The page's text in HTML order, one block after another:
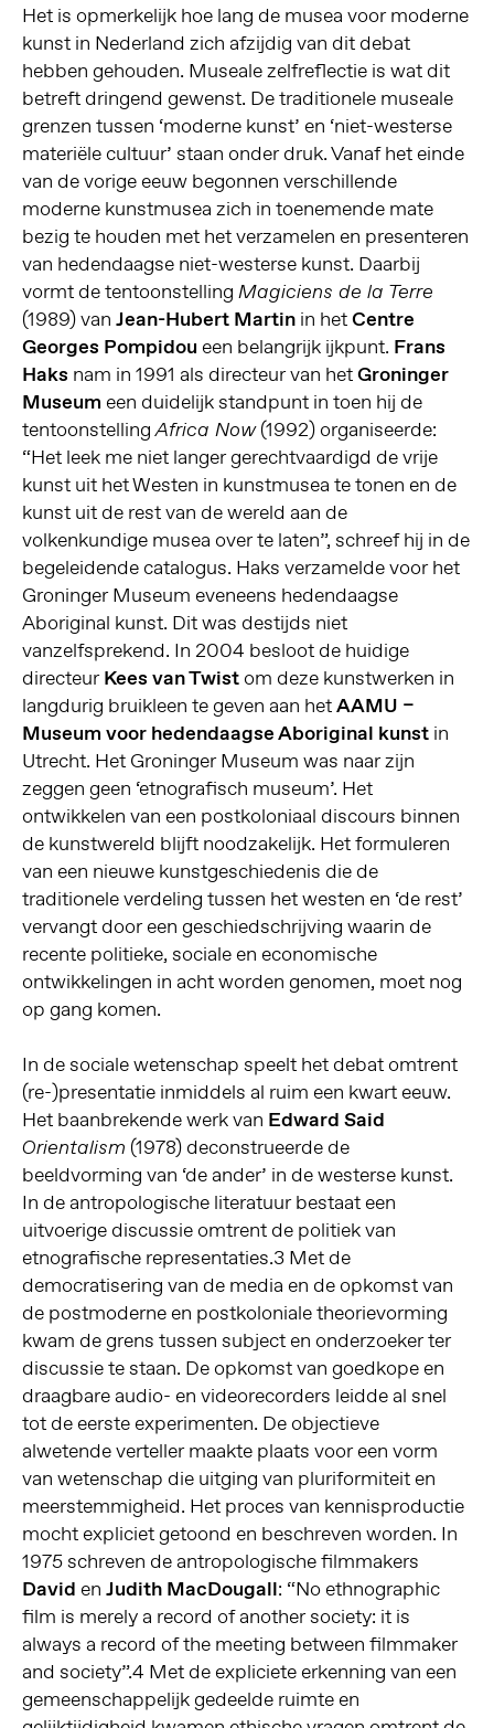
Het is opmerkelijk hoe lang de musea voor moderne
kunst in Nederland zich afzijdig van dit debat
hebben gehouden. Museale zelfreflectie is wat dit
betreft dringend gewenst. De traditionele museale
grenzen tussen ‘moderne kunst’ en ‘niet-westerse
materiële cultuur’ staan onder druk. Vanaf het einde
van de vorige eeuw begonnen verschillende
moderne kunstmusea zich in toenemende mate
bezig te houden met het verzamelen en presenteren
van hedendaagse niet-westerse kunst. Daarbij
vormt de tentoonstelling Magiciens de la Terre
(1989) van Jean-Hubert Martinin hetCentre
Georges Pompidou een belangrijk ijkpunt. Frans
Haks nam in 1991 als directeur van hetGroninger
Museum een duidelijk standpunt in toen hij de
tentoonstellingAfrica Now(1992) organiseerde:
“Het leek me niet langer gerechtvaardigd de vrije
kunst uit het Westen in kunstmusea te tonen en de
kunst uit de rest van de wereld aan de
volkenkundige musea over te laten”, schreef hij in de
begeleidende catalogus. Haks verzamelde voor het
Groninger Museum eveneens hedendaagse
Aboriginal kunst. Dit was destijds niet
vanzelfsprekend. In 2004 besloot de huidige
directeurKees van Twistom deze kunstwerken in
langdurig bruikleen te geven aan hetAAMU –
Museum voor hedendaagse Aboriginal kunstin
Utrecht. Het Groninger Museum was naar zijn
zeggen geen ‘etnografisch museum’. Het
ontwikkelen van een postkoloniaal discours binnen
de kunstwereld blijft noodzakelijk. Het formuleren
van een nieuwe kunstgeschiedenis die de
traditionele verdeling tussen het westen en ‘de rest’
vervangt door een geschiedschrijving waarin de
recente politieke, sociale en economische
ontwikkelingen in acht worden genomen, moet nog
op gang komen.
In de sociale wetenschap speelt het debat omtrent
(re-)presentatie inmiddels al ruim een kwart eeuw.
Het baanbrekende werk van Edward Said
Orientalism (1978) deconstrueerde de
beeldvorming van ‘de ander’ in de westerse kunst.
In de antropologische literatuur bestaat een
uitvoerige discussie omtrent de politiek van
etnografische representaties.3Met de
democratisering van de media en de opkomst van
de postmoderne en postkoloniale theorievorming
kwam de grens tussen subject en onderzoeker ter
discussie te staan. De opkomst van goedkope en
draagbare audio- en videorecorders leidde al snel
tot de eerste experimenten. De objectieve
alwetende verteller maakte plaats voor een vorm
van wetenschap die uitging van pluriformiteit en
meerstemmigheid. Het proces van kennisproductie
mocht expliciet getoond en beschreven worden. In
1975 schreven de antropologische filmmakers
David en Judith MacDougall: “No ethnographic
film is merely a record of another society: it is
always a record of the meeting between filmmaker
and society”.4 Met de expliciete erkenning van een
gemeenschappelijk gedeelde ruimte en